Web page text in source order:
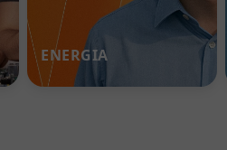
ENERGIA